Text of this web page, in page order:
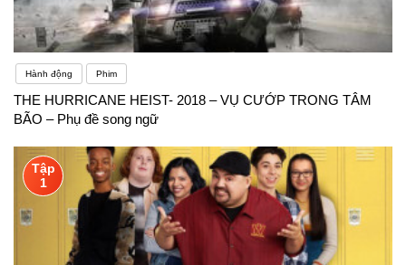
Hành động Phim
THE HURRICANE HEIST- 2018 – VỤ CƯỚP TRONG TÂM
BÃO – Phụ đề song ngữ
Tập
1